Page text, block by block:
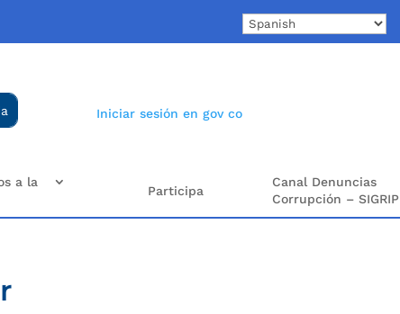
Iniciar sesión en gov co
a la
Participa
Canal Denuncias
Corrupción – SIGRIP